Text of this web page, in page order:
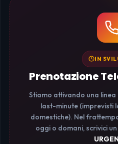
IN
Prenotazione
Stiamo attivando una
last-minute (imprevisti
domestiche). Nel
oggi o domani, scrivici